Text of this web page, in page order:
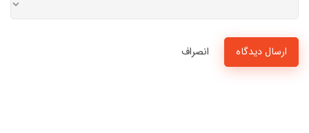
ارسال دیدگاه انصراف